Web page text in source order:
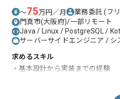
〜75万円／月 業務委託(フ
門真市(大阪府)/一部リモート
Java / Linux / PostgreSQL /
サーバーサイドエンジニア / シ
求めるスキル
・基本設計から実装までの経験